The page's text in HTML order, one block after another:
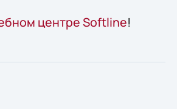
центре Softline!